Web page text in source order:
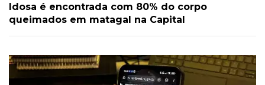
Idosa é encontrada com 80% do corpo
queimados em matagal na Capital